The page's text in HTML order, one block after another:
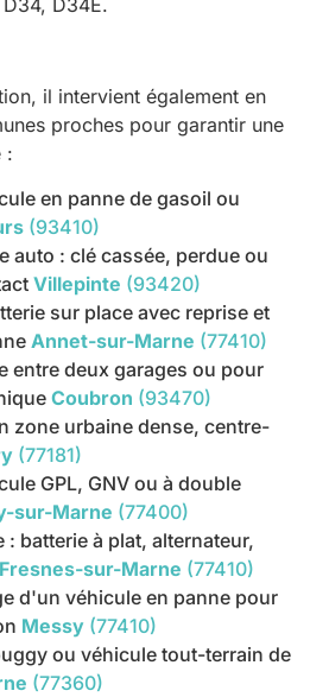
D34E.
il intervient également en
proches pour garantir une
:
en panne de gasoil ou
(93410)
auto : clé cassée, perdue ou
Villepinte (93420)
sur place avec reprise et
Annet-sur-Marne (77410)
entre deux garages ou pour
Coubron (93470)
zone urbaine dense, centre-
(77181)
GPL, GNV ou à double
sur-Marne (77400)
: batterie à plat, alternateur,
Fresnes-sur-Marne (77410)
d'un véhicule en panne pour
Messy (77410)
ou véhicule tout-terrain de
(77360)